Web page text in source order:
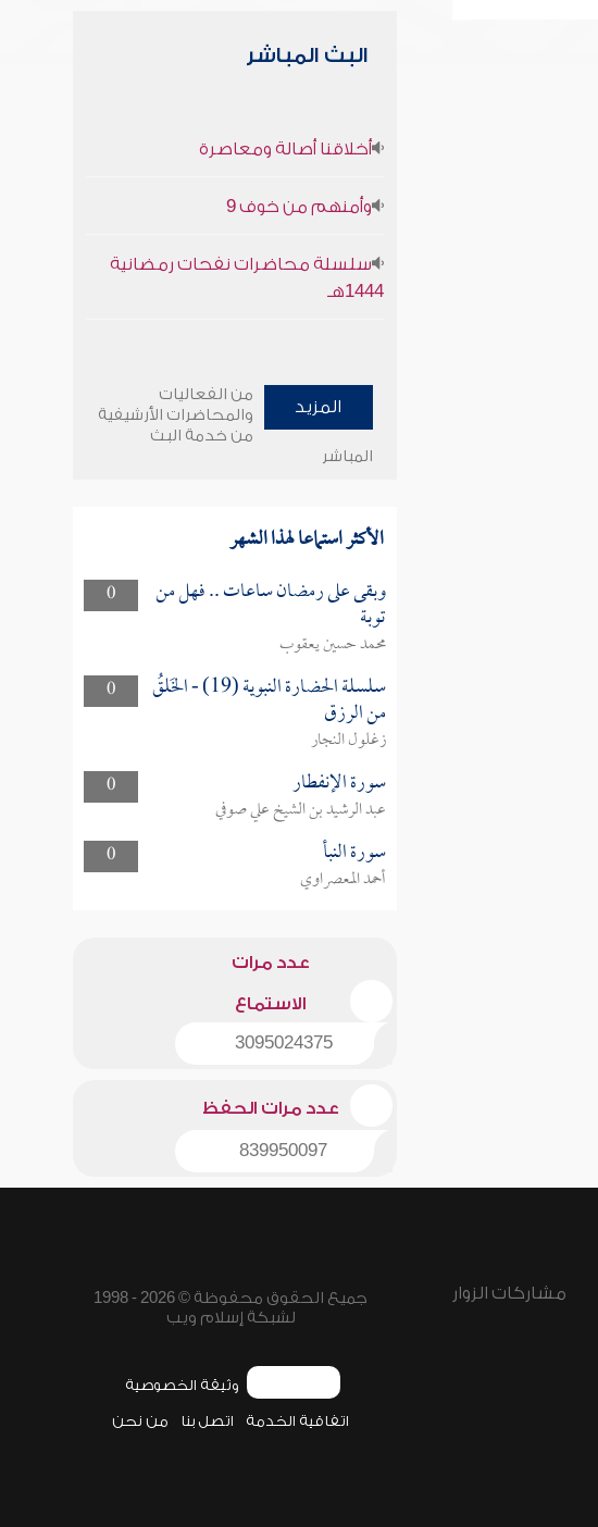
البث المباشر
أخلاقنا أصالة ومعاصرة
وأمنهم من خوف 9
سلسلة محاضرات نفحات رمضانية
1444هـ
المزيد
من الفعاليات
والمحاضرات الأرشيفية
من خدمة البث
المباشر
الأكثر استماعا لهذا الشهر
0 وبقى على رمضان ساعات .. فهل من
توبة
محمد حسين يعقوب
0
سلسلة الحضارة النبوية (19) - الخَلقُ
من الرزق
زغلول النجار
0
سورة الإنفطار
عبد الرشيد بن الشيخ علي صوفي
0
سورة النبأ
أحمد المعصراوي
عدد مرات
الاستماع
3095024375
عدد مرات الحفظ
839950097
مشاركات الزوار
جميع الحقوق محفوظة © 2026 - 1998
لشبكة إسلام ويب
وثيقة الخصوصية
اتفاقية الخدمة اتصل بنا من نحن